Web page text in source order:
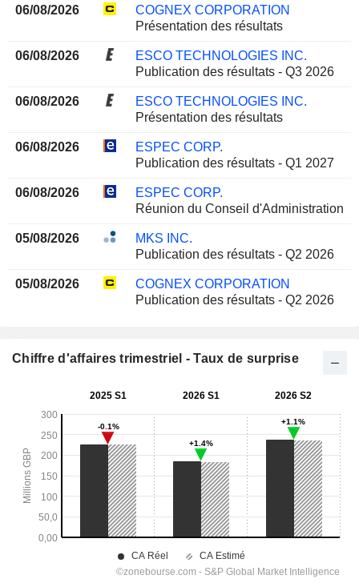
06/08/2026
COGNEX CORPORATION
Présentation des résultats
06/08/2026
ESCO TECHNOLOGIES INC.
Publication des résultats - Q3 2026
06/08/2026
ESCO TECHNOLOGIES INC.
Présentation des résultats
06/08/2026
ESPEC CORP.
Publication des résultats - Q1 2027
06/08/2026
ESPEC CORP.
Réunion du Conseil d'Administration
05/08/2026
MKS INC.
Publication des résultats - Q2 2026
05/08/2026
COGNEX CORPORATION
Publication des résultats - Q2 2026
Chiffre d'affaires trimestriel - Taux de surprise